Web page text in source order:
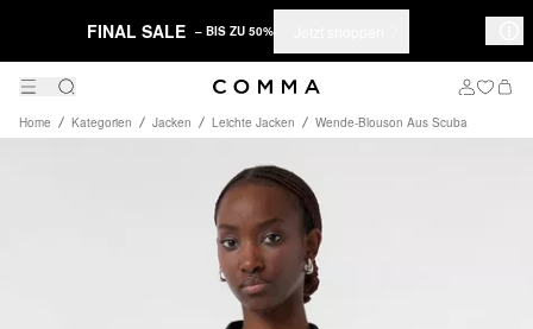
FINAL SALE – BIS ZU 50%
Home Kategorien Jacken Leichte Jacken Wende-Blouson Aus Scuba